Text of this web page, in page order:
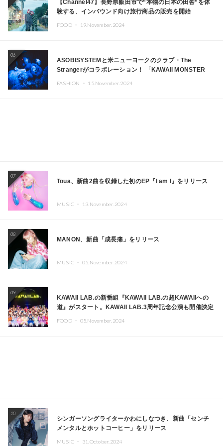
【Channel47】長野県飯田市で“本物の日本の田舎“を体
験する、インバウンド向け旅行商品の販売を開始
FOOD ・ 19.November.2024
06
ASOBISYSTEMと米ニューヨークのクラブ・The
Strangerがコラボレーション！ 「KAWAII MONSTER
FASHION ・ 15.November.2024
07
Toua、新曲2曲を収録した初のEP『I am I』をリリース
MUSIC ・ 13.November.2024
08
MANON、新曲「成長痛」をリリース
MUSIC ・ 05.November.2024
09
KAWAII LAB.の新番組『KAWAII LAB.の超KAWAIIへの
道』がスタート。KAWAII LAB.3周年記念公演も開催決定
FOOD ・ 05.November.2024
10
シンガーソングライターかわにしなつき、新曲「センチ
メンタルとホットコーヒー」をリリース
MUSIC ・ 31.October.2024